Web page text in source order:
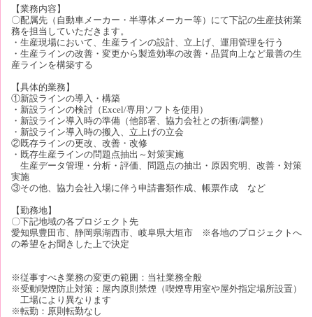
【業務内容】
〇配属先（自動車メーカー・半導体メーカー等）にて下記の生産技術業
務を担当していただきます。
・生産現場において、生産ラインの設計、立上げ、運用管理を行う
・生産ラインの改善・変更から製造効率の改善・品質向上など最善の生
産ラインを構築する
【具体的業務】
①新設ラインの導入・構築
・新設ラインの検討（Excel/専用ソフトを使用）
・新設ライン導入時の準備（他部署、協力会社との折衝/調整）
・新設ライン導入時の搬入、立上げの立会
②既存ラインの更改、改善・改修
・既存生産ラインの問題点抽出～対策実施
生産データ管理・分析・評価、問題点の抽出・原因究明、改善・対策
実施
③その他、協力会社入場に伴う申請書類作成、帳票作成 など
【勤務地】
〇下記地域の各プロジェクト先
愛知県豊田市、静岡県湖西市、岐阜県大垣市 ※各地のプロジェクトへ
の希望をお聞きした上で決定
※従事すべき業務の変更の範囲：当社業務全般
※受動喫煙防止対策：屋内原則禁煙（喫煙専用室や屋外指定場所設置）
工場により異なります
※転勤：原則転勤なし